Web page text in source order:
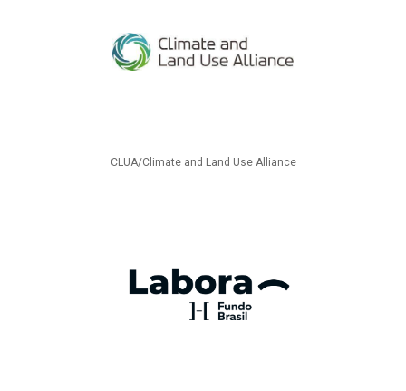
CLUA/Climate and Land Use Alliance